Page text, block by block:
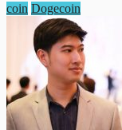
coin Dogecoin